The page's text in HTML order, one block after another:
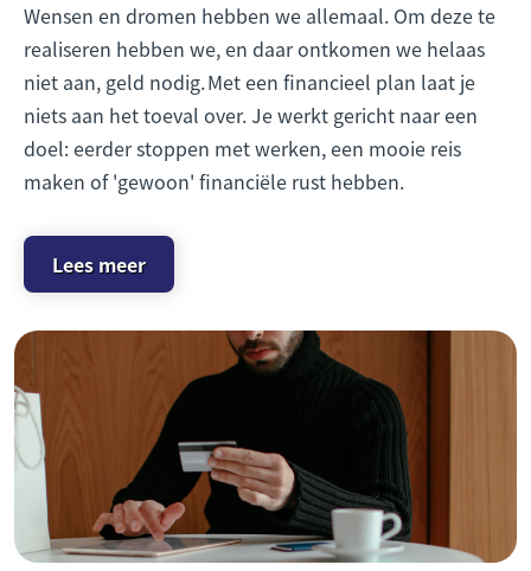
Wensen en dromen hebben we allemaal. Om deze te
realiseren hebben we, en daar ontkomen we helaas
niet aan, geld nodig. Met een financieel plan laat je
niets aan het toeval over. Je werkt gericht naar een
doel: eerder stoppen met werken, een mooie reis
maken of 'gewoon' financiële rust hebben.
Lees meer